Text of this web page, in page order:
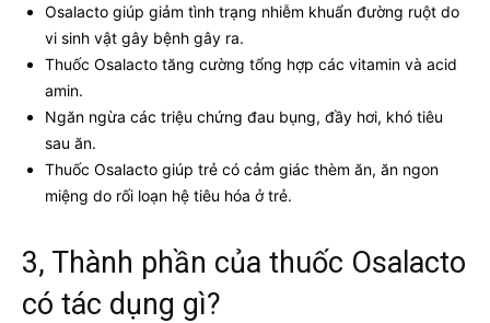
Osalacto giúp giảm tình trạng nhiễm khuẩn đường ruột do
vi sinh vật gây bệnh gây ra.
Thuốc Osalacto tăng cường tổng hợp các vitamin và acid
amin.
Ngăn ngừa các triệu chứng đau bụng, đầy hơi, khó tiêu
sau ăn.
Thuốc Osalacto giúp trẻ có cảm giác thèm ăn, ăn ngon
miệng do rối loạn hệ tiêu hóa ở trẻ.
3, Thành phần của thuốc Osalacto
có tác dụng gì?